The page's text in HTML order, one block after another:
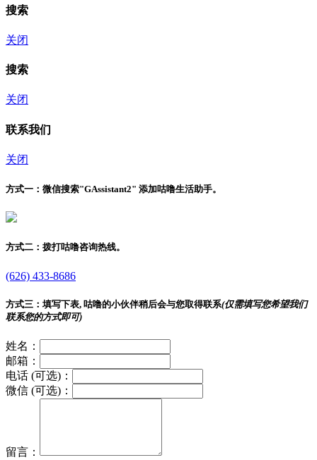
搜索
关闭
搜索
关闭
联系我们
关闭
方式一： 微信搜索"GAssistant2" 添加咕噜生活助手。
方式二： 拨打咕噜咨询热线。
(626) 433-8686
方式三： 填写下表, 咕噜的小伙伴稍后会与您取得联系(仅需填写您希望我们
联系您的方式即可)
姓名：
邮箱：
电话 (可选)：
微信 (可选)：
留言：